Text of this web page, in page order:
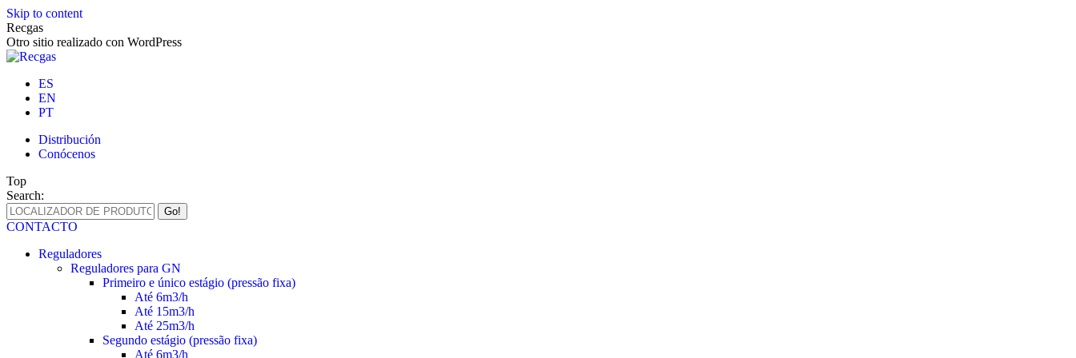
Skip to content
Recgas
Otro sitio realizado con WordPress
ES
EN
PT
Distribución
Conócenos
Top
Search:
CONTACTO
Reguladores
Reguladores para GN
Primeiro e único estágio (pressão fixa)
Até 6m3/h
Até 15m3/h
Até 25m3/h
Segundo estágio (pressão fixa)
Até 6m3/h